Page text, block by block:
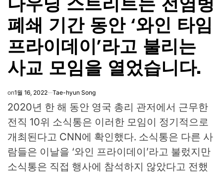
폐쇄 기간 동안 ‘와인 타임
프라이데이’라고 불리는
사교 모임을 열었습니다.
on1월 16, 2022 Tae-hyun Song
2020년 한 해 동안 영국 총리 관저에서 근무한
전직 10위 소식통은 이러한 모임이 정기적으로
개최된다고 CNN에 확인했다. 소식통은 다른 사
람들은 이날을 ‘와인 프라이데이’라고 불렀지만
소식통은 직접 행사에 참석하지 않았다고 전했